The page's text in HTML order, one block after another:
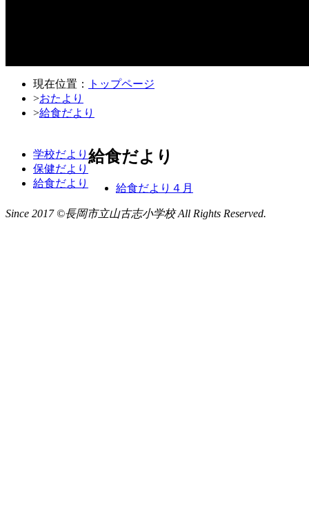
現在位置：
トップページ
>おたより
>給食だより
学校だより
保健だより
給食だより
給食だより
給食だより４月
Since 2017 ©長岡市立山古志小学校 All Rights Reserved.